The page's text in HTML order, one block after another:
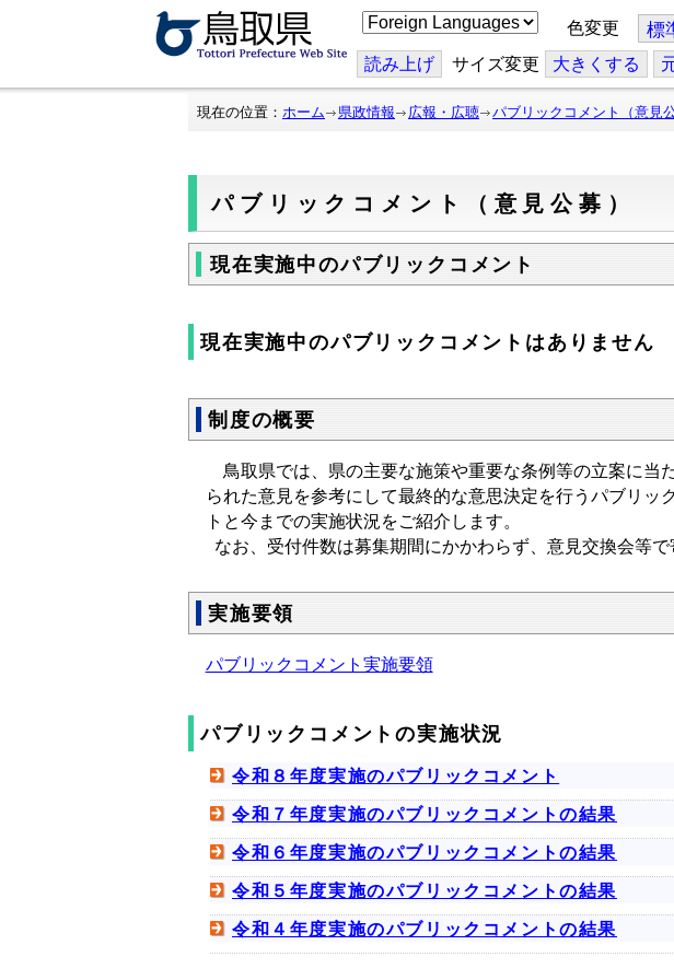
こ
の
ジ
を
翻
色変更 標
読み上げ サイズ変更 大きくする
現在の位置： ホーム 県政情報 広報・広聴 パブリックコメント（意見公
パブリックコメント（意見公募）
現在実施中のパブリックコメント
現在実施中のパブリックコメントはありません
制度の概要
鳥取県では、県の主要な施策や重要な条例等の立案に当
られた意見を参考にして最終的な意思決定を行うパブリ
トと今までの実施状況をご紹介します。
なお、受付件数は募集期間にかかわらず、意見交換会等で
実施要領
パブリックコメント実施要領
パブリックコメントの実施状況
令和８年度実施のパブリックコメント
令和７年度実施のパブリックコメントの結果
令和６年度実施のパブリックコメントの結果
令和５年度実施のパブリックコメントの結果
令和４年度実施のパブリックコメントの結果